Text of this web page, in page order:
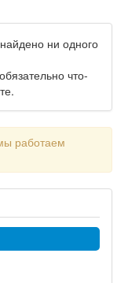
ни одного
что-
работаем